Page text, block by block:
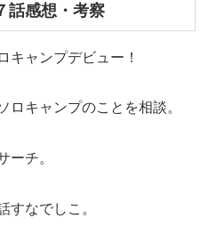
話感想・考察
キャンプデビュー！
ロキャンプのことを相談。
ーチ。
すなでしこ。